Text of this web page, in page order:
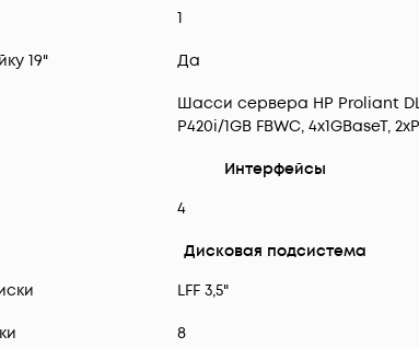
1
19" Да
Шасси сервера HP Proliant
P420i/1GB FBWC, 4x1GBaseT,
Интерфейсы
4
Дисковая подсистема
LFF 3,5"
8